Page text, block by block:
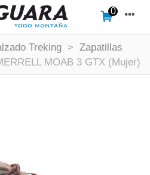
0
Treking > Zapatillas
MOAB 3 GTX (Mujer)